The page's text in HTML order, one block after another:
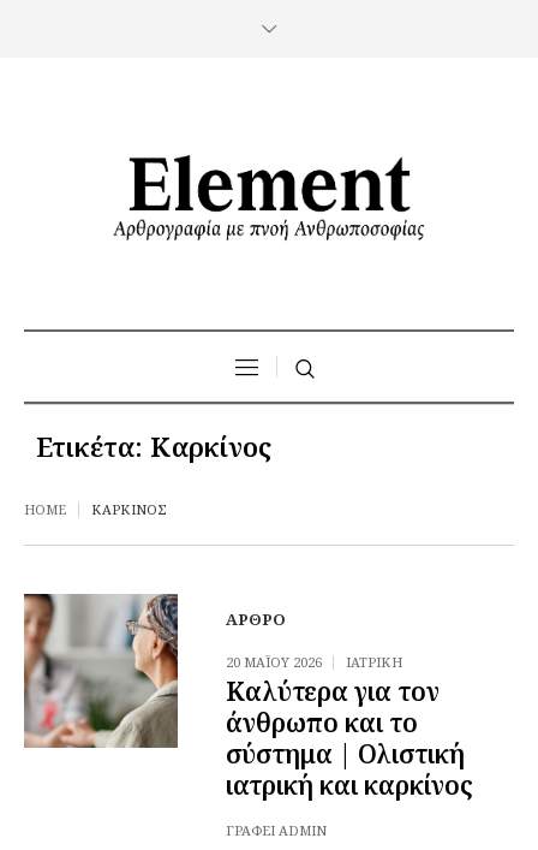
Ετικέτα: Καρκίνος
HOME ΚΑΡΚΊΝΟΣ
ΆΡΘΡΟ
20 ΜΑΪ́ΟΥ 2026 ΙΑΤΡΙΚΉ
Καλύτερα για τον
άνθρωπο και το
σύστημα | Ολιστική
ιατρική και καρκίνος
ΓΡΆΦΕΙ ADMIN